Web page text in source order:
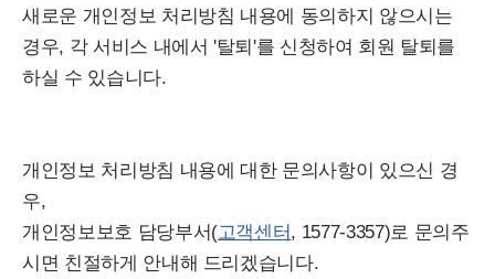
새로운 개인정보 처리방침 내용에 동의하지 않으시는
경우, 각 서비스 내에서 '탈퇴'를 신청하여 회원 탈퇴를
하실 수 있습니다.
개인정보 처리방침 내용에 대한 문의사항이 있으신 경
우,
개인정보보호 담당부서(고객센터 , 1577-3357)로 문의주
시면 친절하게 안내해 드리겠습니다.